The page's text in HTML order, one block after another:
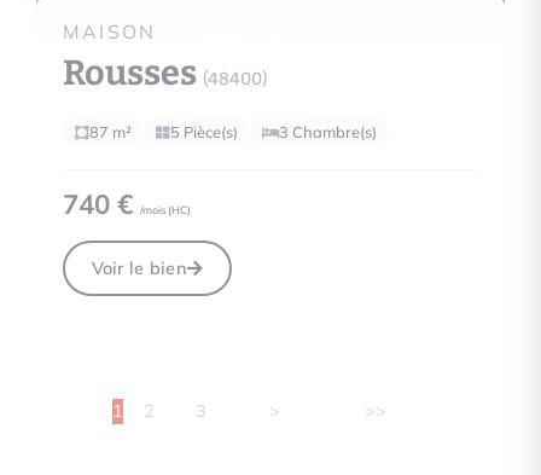
MAISON
Rousses (48400)
87 m² 5 Pièce(s) 3 Chambre(s)
740 € /mois (HC)
Voir le bien
1 2 3 > >>